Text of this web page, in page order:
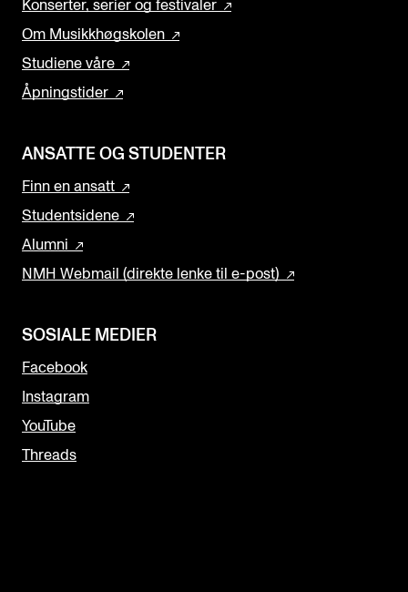
Konserter, serier og festivaler
Om Musikkhøgskolen
Studiene våre
Åpningstider
ANSATTE OG STUDENTER
Finn en ansatt
Studentsidene
Alumni
NMH Webmail (direkte lenke til e-post)
SOSIALE MEDIER
Facebook
Instagram
YouTube
Threads